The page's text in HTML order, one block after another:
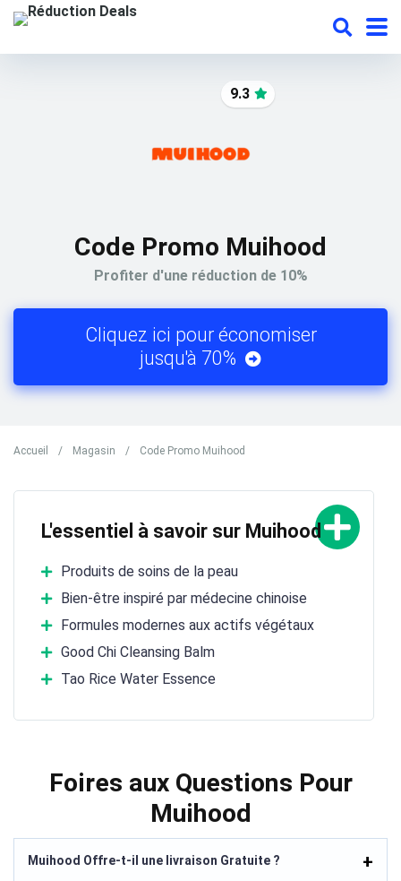
9.3
Code Promo Muihood
Profiter d'une réduction de 10%
Cliquez ici pour économiser
jusqu'à 70%
Accueil / Magasin / Code Promo Muihood
L'essentiel à savoir sur Muihood
Produits de soins de la peau
Bien-être inspiré par médecine chinoise
Formules modernes aux actifs végétaux
Good Chi Cleansing Balm
Tao Rice Water Essence
Foires aux Questions Pour
Muihood
Muihood Offre-t-il une livraison Gratuite ?